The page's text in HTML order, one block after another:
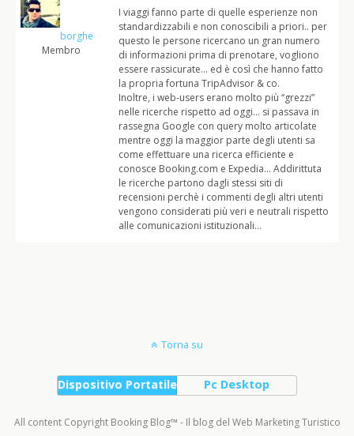
borghe
Membro
I viaggi fanno parte di quelle esperienze non
standardizzabili e non conoscibili a priori.. per
questo le persone ricercano un gran numero
di informazioni prima di prenotare, vogliono
essere rassicurate… ed è così che hanno fatto
la propria fortuna TripAdvisor & co.
Inoltre, i web-users erano molto più “grezzi”
nelle ricerche rispetto ad oggi… si passava in
rassegna Google con query molto articolate
mentre oggi la maggior parte degli utenti sa
come effettuare una ricerca efficiente e
conosce Booking.com e Expedia… Addirittuta
le ricerche partono dagli stessi siti di
recensioni perchè i commenti degli altri utenti
vengono considerati più veri e neutrali rispetto
alle comunicazioni istituzionali…
Torna su
Dispositivo Portatile Pc Desktop
All content Copyright Booking Blog™ - Il blog del Web Marketing Turistico